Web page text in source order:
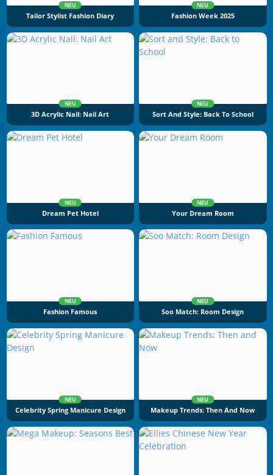
NEU
Tailor Stylist Fashion Diary
NEU
Fashion Week 2025
NEU
3D Acrylic Nail: Nail Art
NEU
Sort And Style: Back To School
NEU
Dream Pet Hotel
NEU
Your Dream Room
NEU
Fashion Famous
NEU
Soo Match: Room Design
NEU
Celebrity Spring Manicure Design
NEU
Makeup Trends: Then And Now